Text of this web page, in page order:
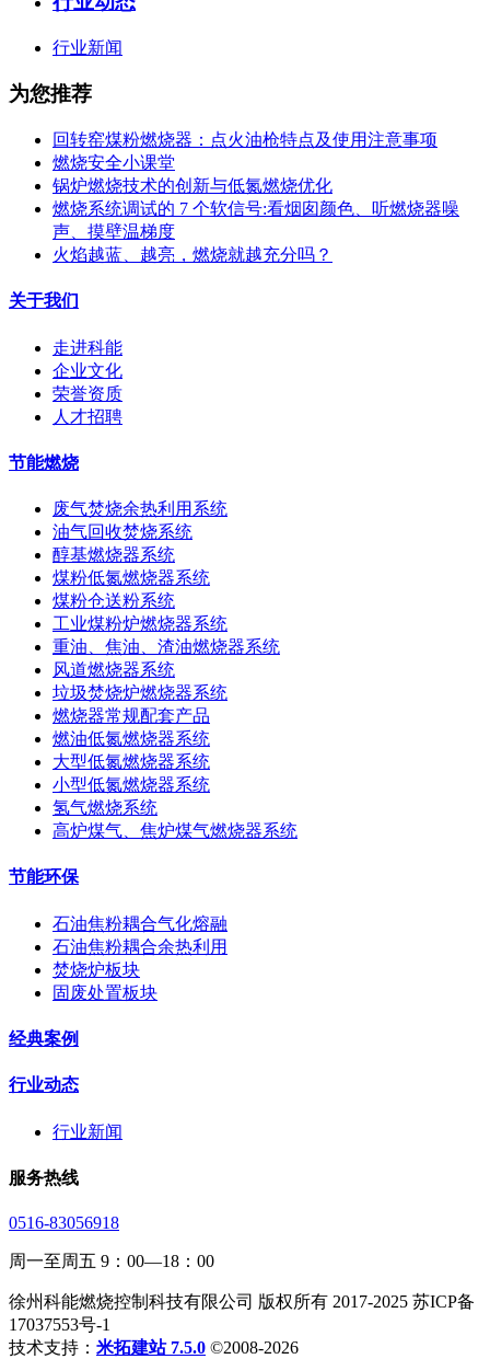
行业新闻
为您推荐
回转窑煤粉燃烧器：点火油枪特点及使用注意事项
燃烧安全小课堂
锅炉燃烧技术的创新与低氮燃烧优化
燃烧系统调试的 7 个软信号:看烟囱颜色、听燃烧器噪
声、摸壁温梯度
火焰越蓝、越亮，燃烧就越充分吗？
关于我们
走进科能
企业文化
荣誉资质
人才招聘
节能燃烧
废气焚烧余热利用系统
油气回收焚烧系统
醇基燃烧器系统
煤粉低氮燃烧器系统
煤粉仓送粉系统
工业煤粉炉燃烧器系统
重油、焦油、渣油燃烧器系统
风道燃烧器系统
垃圾焚烧炉燃烧器系统
燃烧器常规配套产品
燃油低氮燃烧器系统
大型低氮燃烧器系统
小型低氮燃烧器系统
氢气燃烧系统
高炉煤气、焦炉煤气燃烧器系统
节能环保
石油焦粉耦合气化熔融
石油焦粉耦合余热利用
焚烧炉板块
固废处置板块
经典案例
行业动态
行业新闻
服务热线
0516-83056918
周一至周五 9：00—18：00
徐州科能燃烧控制科技有限公司 版权所有 2017-2025 苏ICP备
17037553号-1
技术支持： 米拓建站 7.5.0 ©2008-2026